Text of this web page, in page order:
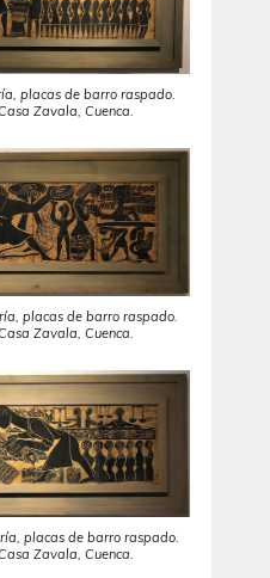
placas de barro raspado.
Zavala, Cuenca.
placas de barro raspado.
Zavala, Cuenca.
placas de barro raspado.
Zavala, Cuenca.